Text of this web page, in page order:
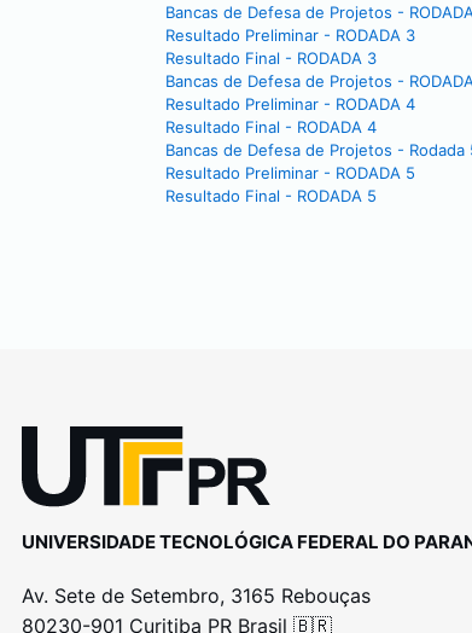
Bancas de Defesa de Projetos -
Resultado Preliminar - RODADA 3
Resultado Final - RODADA 3
Bancas de Defesa de Projetos -
Resultado Preliminar - RODADA 4
Resultado Final - RODADA 4
Bancas de Defesa de Projetos - Rodada
Resultado Preliminar - RODADA 5
Resultado Final - RODADA 5
UNIVERSIDADE TECNOLÓGICA FEDERAL DO
Av. Sete de Setembro, 3165 Rebouças
80230-901 Curitiba PR Brasil 🇧🇷